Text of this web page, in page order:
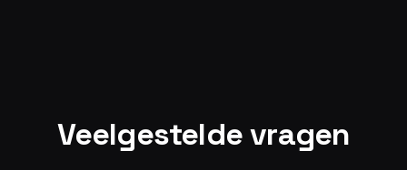
Veelgestelde vragen